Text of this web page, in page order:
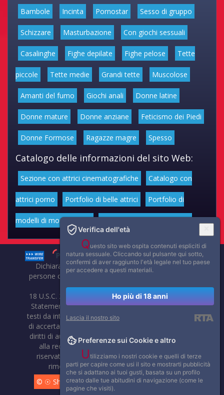
Bambole Incinta Pornostar Sesso di gruppo
Schizzare Masturbazione Con giochi sessuali
Casalinghe Fighe depilate Fighe pelose Tette
piccole Tette medie Grandi tette Muscolose
Amanti del fumo Giochi anali Donne latine
Donne mature Donne anziane Feticismo dei Piedi
Donne Formose Ragazze magre Spesso
Catalogo delle informazioni del sito Web:
Sezione con attrici cinematografiche Catalogo con
attrici porno Portfolio di belle attrici Portfolio di
modelli di moda volgari
Dichiarazione di non responsabilità: tutti i membri e le
persone che compaiono su questo sito hanno almeno 18
anni.
18 U.S.C. 2257 Record-Keeping Requirements Compliance
Statement. Affaritaliani, prima di pubblicare foto, video o
testi da internet, compie tutte le opportune verifiche al fine
di accertarne il libero regime di circolazione e non violare i
diritti di autore o altri diritti esclusivi di terzi. Per segnalare
alla redazione eventuali errori nell'uso del materiale
riservato, scriveteci: provvederemo prontamente alla
rimozione del materiale lesivo di diritti di terzi.
© ☉ Show di Sesso VivoCam. 2014 - 2026. Tutti i diritti
Verifica dell'età
Questo sito web ospita contenuti espliciti di
natura sessuale. Cliccando sul pulsante qui sotto,
confermi di aver raggiunto l'età legale nel tuo paese
per accedere a questi materiali.
Ho più di 18 anni
Lascia il nostro sito
Preferenze sui Cookie e altro
Utilizziamo i nostri cookie e quelli di terze
parti per capire come usi il sito e mostrarti pubblicità
che si adattano ai tuoi gusti, basata su un profilo
creato dalle tue abitudini di navigazione (come le
pagine che visiti).